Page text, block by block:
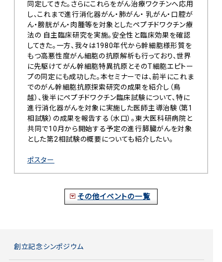
同定してきた。さらにこれらをがん治療ワクチンへ応用
し、これまで進行消化器がん・肺がん・ 乳がん・口腔が
ん・膀胱がん・肉腫等を対象としたペプチドワクチン療
法の 自主臨床研究を実施。安全性と臨床効果を確認
してきた。一方、我々は1980年代から幹細胞様形質を
もつ高悪性度がん細胞の抗原解析も行っており、世界
に先駆けてがん幹細胞特異抗原とそのT細胞エピトー
プの同定にも成功した。本セミナーでは、前半にこれま
でのがん幹細胞抗原探索研究の成果を紹介し（鳥
越）、後半にペプチドワクチン臨床試験について、特に
進行消化器がんを対象に実施した医師主導治験（第1
相試験）の成果を報告する（水口）。東大医科研病院と
共同で10月から開始する予定の進行膵臓がんを対象
とした第2相試験の概要についても紹介したい。
ポスター
その他イベントの一覧
創立記念シンポジウム